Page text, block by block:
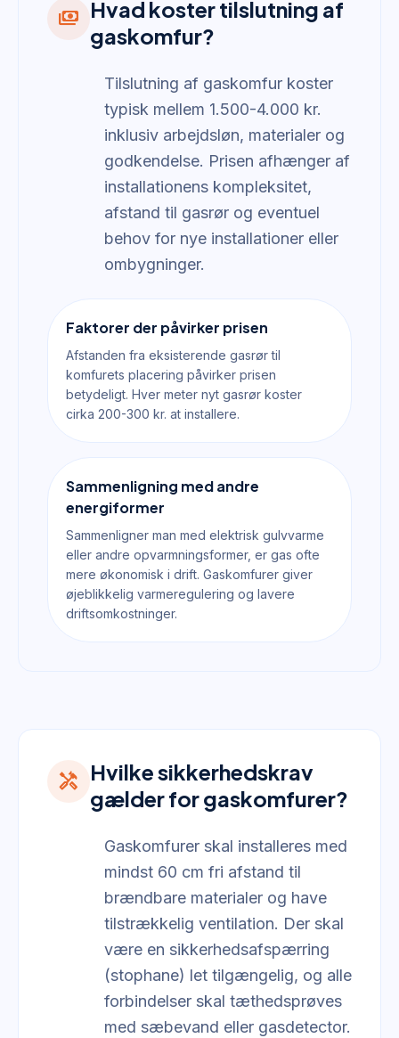
payments Hvad koster tilslutning af
gaskomfur?
Tilslutning af gaskomfur koster
typisk mellem 1.500-4.000 kr.
inklusiv arbejdsløn, materialer og
godkendelse. Prisen afhænger af
installationens kompleksitet,
afstand til gasrør og eventuel
behov for nye installationer eller
ombygninger.
Faktorer der påvirker prisen
Afstanden fra eksisterende gasrør til
komfurets placering påvirker prisen
betydeligt. Hver meter nyt gasrør koster
cirka 200-300 kr. at installere.
Sammenligning med andre
energiformer
Sammenligner man med elektrisk gulvvarme
eller andre opvarmningsformer, er gas ofte
mere økonomisk i drift. Gaskomfurer giver
øjeblikkelig varmeregulering og lavere
driftsomkostninger.
handyman Hvilke sikkerhedskrav
gælder for gaskomfurer?
Gaskomfurer skal installeres med
mindst 60 cm fri afstand til
brændbare materialer og have
tilstrækkelig ventilation. Der skal
være en sikkerhedsafspærring
(stophane) let tilgængelig, og alle
forbindelser skal tæthedsprøves
med sæbevand eller gasdetector.